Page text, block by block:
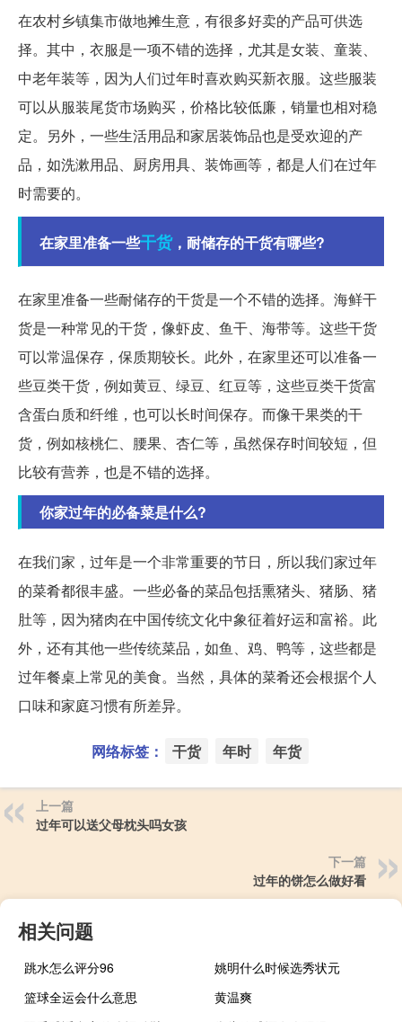
在农村乡镇集市做地摊生意，有很多好卖的产品可供选
择。其中，衣服是一项不错的选择，尤其是女装、童装、
中老年装等，因为人们过年时喜欢购买新衣服。这些服装
可以从服装尾货市场购买，价格比较低廉，销量也相对稳
定。另外，一些生活用品和家居装饰品也是受欢迎的产
品，如洗漱用品、厨房用具、装饰画等，都是人们在过年
时需要的。
在家里准备一些干货，耐储存的干货有哪些?
在家里准备一些耐储存的干货是一个不错的选择。海鲜干
货是一种常见的干货，像虾皮、鱼干、海带等。这些干货
可以常温保存，保质期较长。此外，在家里还可以准备一
些豆类干货，例如黄豆、绿豆、红豆等，这些豆类干货富
含蛋白质和纤维，也可以长时间保存。而像干果类的干
货，例如核桃仁、腰果、杏仁等，虽然保存时间较短，但
比较有营养，也是不错的选择。
你家过年的必备菜是什么?
在我们家，过年是一个非常重要的节日，所以我们家过年
的菜肴都很丰盛。一些必备的菜品包括熏猪头、猪肠、猪
肚等，因为猪肉在中国传统文化中象征着好运和富裕。此
外，还有其他一些传统菜品，如鱼、鸡、鸭等，这些都是
过年餐桌上常见的美食。当然，具体的菜肴还会根据个人
口味和家庭习惯有所差异。
网络标签： 干货 年时 年货
上一篇
过年可以送父母枕头吗女孩
下一篇
过年的饼怎么做好看
相关问题
跳水怎么评分96
姚明什么时候选秀状元
篮球全运会什么意思
黄温爽